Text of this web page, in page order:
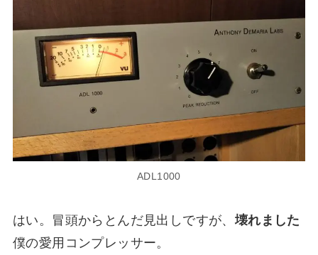
ADL1000
はい。冒頭からとんだ見出しですが、 壊れました
僕の愛用コンプレッサー。